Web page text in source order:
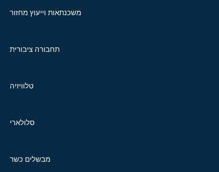
משכנתאות וייעוץ מחזור
תחבורה ציבורית
טלוויזיה
סלולארי
מבשלים כשר